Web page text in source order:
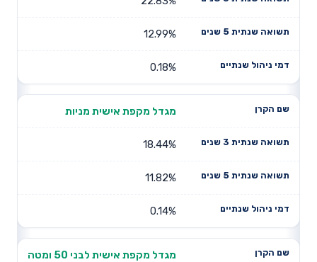
12.99%
0.18%
מגדל מקפת אישית מניות
18.44%
11.82%
0.14%
מגדל מקפת אישית לבני 50 ומטה